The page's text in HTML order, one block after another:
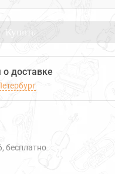
Купить
доставке
Бесплатно